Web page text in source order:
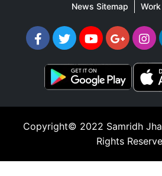
News Sitemap
Copyright© 2022 Samridh
Rights